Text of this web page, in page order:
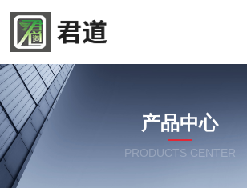
产品中心
PRODUCTS CENTER